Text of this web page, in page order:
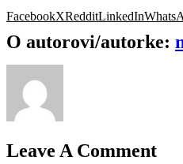
FacebookXRedditLinkedIn
O autorovi/autorke:
Leave A Comment